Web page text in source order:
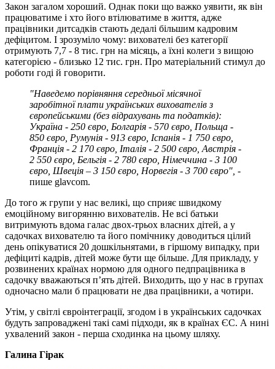
Закон загалом хороший. Однак поки що важко уявити, як він
працюватиме і хто його втілюватиме в життя, адже
працівники дитсадків стають дедалі більшим кадровим
дефіцитом. І зрозуміло чому: вихователі без категорії
отримують 7,7 - 8 тис. грн на місяць, а їхні колеги з вищою
категорією - близько 12 тис. грн. Про матеріальний стимул до
роботи годі й говорити.
"Наведемо порівняння середньої місячної
заробітної плати українських вихователів з
європейськими (без відрахувань та податків):
Україна - 250 євро, Болгарія - 570 євро, Польща -
850 євро, Румунія - 913 євро, Іспанія - 1 750 євро,
Франція - 2 170 євро, Італія - 2 500 євро, Австрія -
2 550 євро, Бельгія - 2 780 євро, Німеччина - 3 100
євро, Швеція – 3 150 євро, Норвегія - 3 700 євро", -
пише glavcom.
До того ж групи у нас великі, що сприяє швидкому
емоційному вигорянню вихователів. Не всі батьки
витримують вдома галас двох-трьох власних дітей, а у
садочках вихователю та його помічнику доводиться цілий
день опікуватися 20 дошкільнятами, в гіршому випадку, при
дефіциті кадрів, дітей може бути ще більше. Для прикладу, у
розвинених країнах нормою для одного педпрацівника в
садочку вважаються п’ять дітей. Виходить, що у нас в групах
одночасно мали б працювати не два працівники, а чотири.
Утім, у світлі євроінтеграції, згодом і в українських садочках
будуть запроваджені такі самі підходи, як в країнах ЄС. А нині
ухвалений закон - перша сходинка на цьому шляху.
Галина Гірак